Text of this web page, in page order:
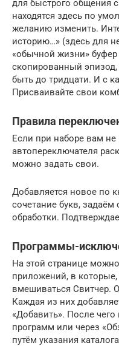
для быстрого общения
находятся здесь по
желанию изменить.
историю…» (здесь для
«обычной жизни»
скопированный
быть до тридцати. И с
Присваивайте свои
Правила
Если при наборе вам не
автопереключателя
можно задать свои.
Добавляется новое по
сочетание букв,
обработки.
Программы-
На этой странице
приложений, в
вмешиваться Свитчер.
Каждая из них
«Добавить». После
программ или через
путём указания